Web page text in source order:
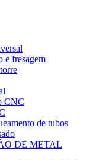
e fresagem
CNC
de tubos
DE METAL